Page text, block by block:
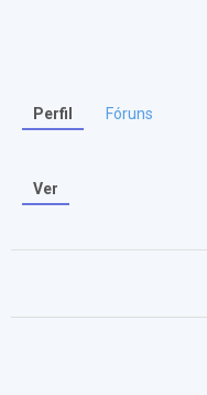
Perfil Fóruns
Ver